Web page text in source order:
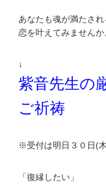
あなたも魂が満たされ
恋を叶えてみませんか
↓
紫音先生の
ご祈祷
※受付は明日３０日(
「復縁したい」